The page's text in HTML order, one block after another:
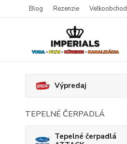
Blog Rezenzie Veľkoobchod
Výpredaj
TEPELNÉ ČERPADLÁ
Tepelné čerpadlá